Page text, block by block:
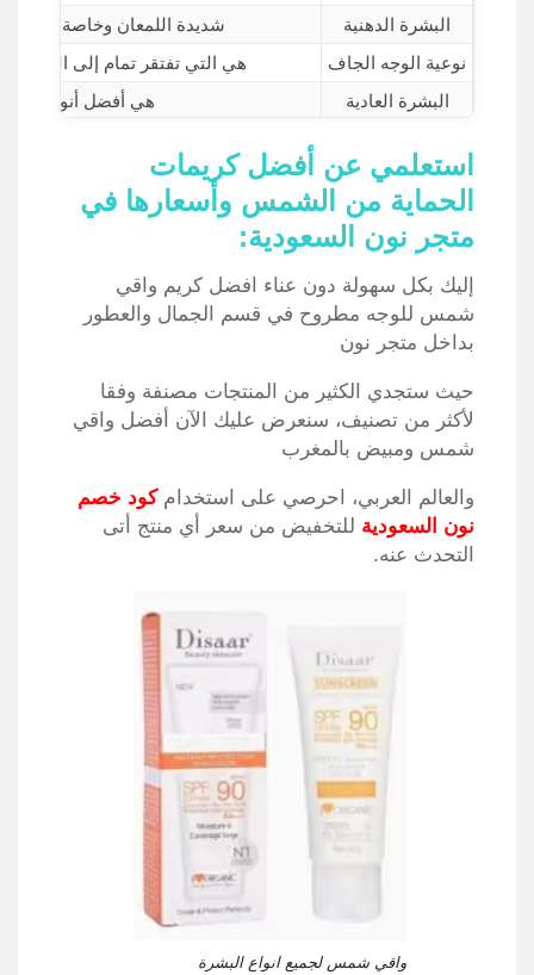
البشرة الدهنية
شديدة اللمعان وخاصة في
نوعية الوجه الجاف
هي التي تفتقر تمام إلى
البشرة العادية
هي أفضل أنواع
الوجه المختلط
تجديها من عند منطقة T ZONE
استعلمي عن أفضل كريمات
الحماية من الشمس وأسعارها في
متجر نون السعودية:
إليك بكل سهولة دون عناء افضل كريم واقي
شمس للوجه مطروح في قسم الجمال والعطور
بداخل متجر نون
حيث ستجدي الكثير من المنتجات مصنفة وفقا
لأكثر من تصنيف، سنعرض عليك الآن أفضل واقي
شمس ومبيض بالمغرب
والعالم العربي، احرصي على استخدامكود خصم
نون السعودية للتخفيض من سعر أي منتج أتى
التحدث عنه.
واقي شمس لجميع انواع البشرة